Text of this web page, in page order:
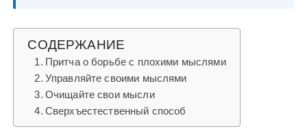
СОДЕРЖАНИЕ
Притча о борьбе с плохими мыслями
Управляйте своими мыслями
Очищайте свои мысли
Сверхъестественный способ